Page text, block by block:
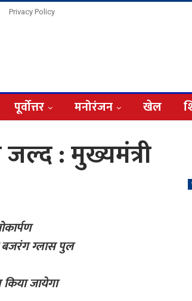
Privacy Policy
पूर्वोत्तर मनोरंजन खेल
: मुख्यमंत्री
बजरंग ग्लास पुल
किया जायेगा